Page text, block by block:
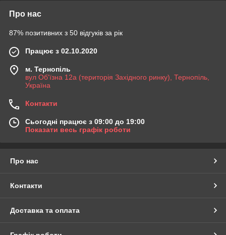
Про нас
87% позитивних з 50 відгуків за рік
Працює з 02.10.2020
м. Тернопіль
вул Об'їзна 12а (територія Західного ринку), Тернопіль,
Україна
Контакти
Сьогодні працює з 09:00 до 19:00
Показати весь графік роботи
Про нас
Контакти
Доставка та оплата